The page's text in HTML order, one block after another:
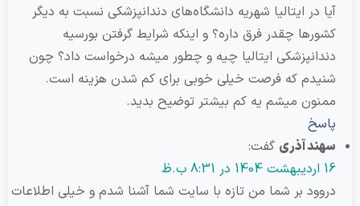
ایتالیا شهریه دانشگاه‌های دندانپزشکی نسبت به دیگر
چقدر فرق داره؟ و اینکه شرایط گرفتن بورسیه
ایتالیا چیه و چطور میشه درخواست داد؟ چون
که فرصت خیلی خوبی برای کم شدن هزینه است.
میشم یه کم بیشتر توضیح بدید.
آذری گفت:
بر شما من تازه با سایت شما آشنا شدم و خیلی اطلاعات